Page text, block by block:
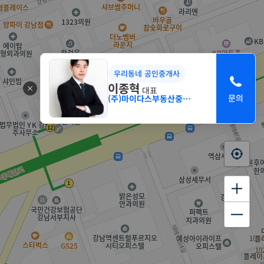
우리동네 공인중개사
이종혁 대표
(주)마이다스부동산중개법인 서초